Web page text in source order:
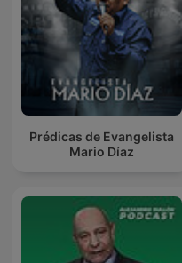
Prédicas de Evangelista
Mario Díaz